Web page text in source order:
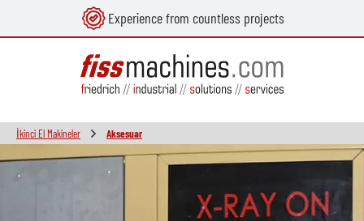
Experience from countless projects
İkinci El Makineler Aksesuar